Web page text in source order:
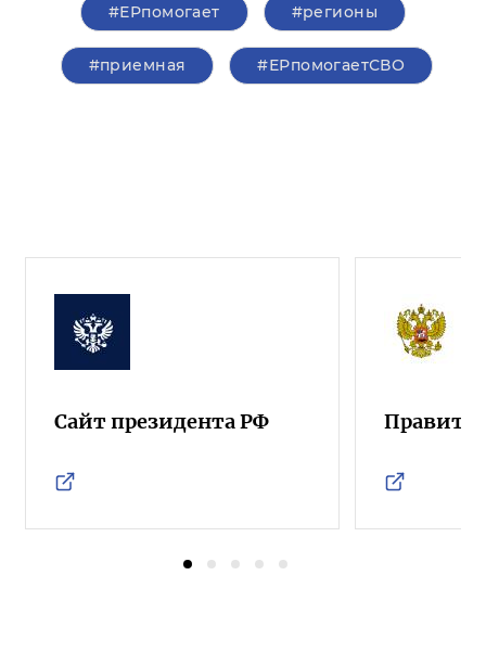
#ЕРпомогает #регионы
#приемная #ЕРпомогаетСВО
Сайт президента РФ